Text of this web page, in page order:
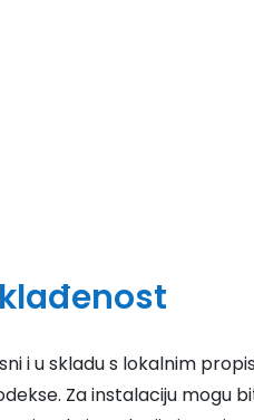
i u skladu s lokalnim
Za instalaciju mogu